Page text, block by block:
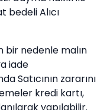
Alıcı
bir nedenle malın
iade
Satıcının zararını
kredi kartı,